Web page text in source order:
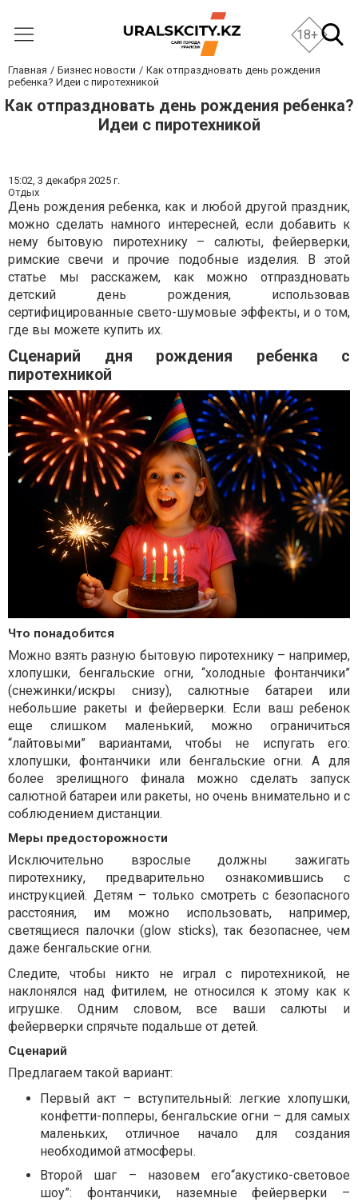
18+
Главная Бизнес новости
Как отпраздновать день рождения
ребенка? Идеи с пиротехникой
Как отпраздновать день рождения ребенка?
Идеи с пиротехникой
15:02, 3 декабря 2025 г.
Отдых
День рождения ребенка, как и любой другой праздник,
можно сделать намного интересней, если добавить к
нему бытовую пиротехнику – салюты, фейерверки,
римские свечи и прочие подобные изделия. В этой
статье мы расскажем, как можно отпраздновать
детский день рождения, использовав
сертифицированные свето-шумовые эффекты, и о том,
где вы можете купить их.
Сценарий дня рождения ребенка с
пиротехникой
Что понадобится
Можно взять разную бытовую пиротехнику – например,
хлопушки, бенгальские огни, “холодные фонтанчики”
(снежинки/искры снизу), салютные батареи или
небольшие ракеты и фейерверки. Если ваш ребенок
еще слишком маленький, можно ограничиться
“лайтовыми” вариантами, чтобы не испугать его:
хлопушки, фонтанчики или бенгальские огни. А для
более зрелищного финала можно сделать запуск
салютной батареи или ракеты, но очень внимательно и с
соблюдением дистанции.
Меры предосторожности
Исключительно взрослые должны зажигать
пиротехнику, предварительно ознакомившись с
инструкцией. Детям – только смотреть с безопасного
расстояния, им можно использовать, например,
светящиеся палочки (glow sticks), так безопаснее, чем
даже бенгальские огни.
Следите, чтобы никто не играл с пиротехникой, не
наклонялся над фитилем, не относился к этому как к
игрушке. Одним словом, все ваши салюты и
фейерверки спрячьте подальше от детей.
Сценарий
Предлагаем такой вариант:
Первый акт – вступительный: легкие хлопушки,
конфетти-попперы, бенгальские огни – для самых
маленьких, отличное начало для создания
необходимой атмосферы.
Второй шаг – назовем его“акустико-световое
шоу”: фонтанчики, наземные фейерверки –